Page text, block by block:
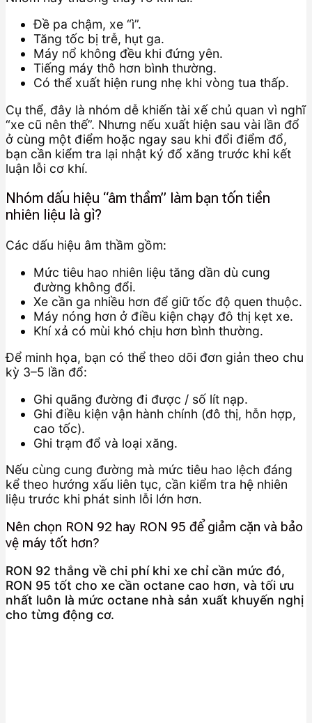
Đề pa chậm, xe “ì”.
Tăng tốc bị trễ, hụt ga.
Máy nổ không đều khi đứng yên.
Tiếng máy thô hơn bình thường.
Có thể xuất hiện rung nhẹ khi vòng tua thấp.
Cụ thể, đây là nhóm dễ khiến tài xế chủ quan vì nghĩ
“xe cũ nên thế”. Nhưng nếu xuất hiện sau vài lần đổ
ở cùng một điểm hoặc ngay sau khi đổi điểm đổ,
bạn cần kiểm tra lại nhật ký đổ xăng trước khi kết
luận lỗi cơ khí.
Nhóm dấu hiệu “âm thầm” làm bạn tốn tiền
nhiên liệu là gì?
Các dấu hiệu âm thầm gồm:
Mức tiêu hao nhiên liệu tăng dần dù cung
đường không đổi.
Xe cần ga nhiều hơn để giữ tốc độ quen thuộc.
Máy nóng hơn ở điều kiện chạy đô thị kẹt xe.
Khí xả có mùi khó chịu hơn bình thường.
Để minh họa, bạn có thể theo dõi đơn giản theo chu
kỳ 3–5 lần đổ:
Ghi quãng đường đi được / số lít nạp.
Ghi điều kiện vận hành chính (đô thị, hỗn hợp,
cao tốc).
Ghi trạm đổ và loại xăng.
Nếu cùng cung đường mà mức tiêu hao lệch đáng
kể theo hướng xấu liên tục, cần kiểm tra hệ nhiên
liệu trước khi phát sinh lỗi lớn hơn.
Nên chọn RON 92 hay RON 95 để giảm cặn và bảo
vệ máy tốt hơn?
RON 92 thắng về chi phí khi xe chỉ cần mức đó,
RON 95 tốt cho xe cần octane cao hơn, và tối ưu
nhất luôn là mức octane nhà sản xuất khuyến nghị
cho từng động cơ.